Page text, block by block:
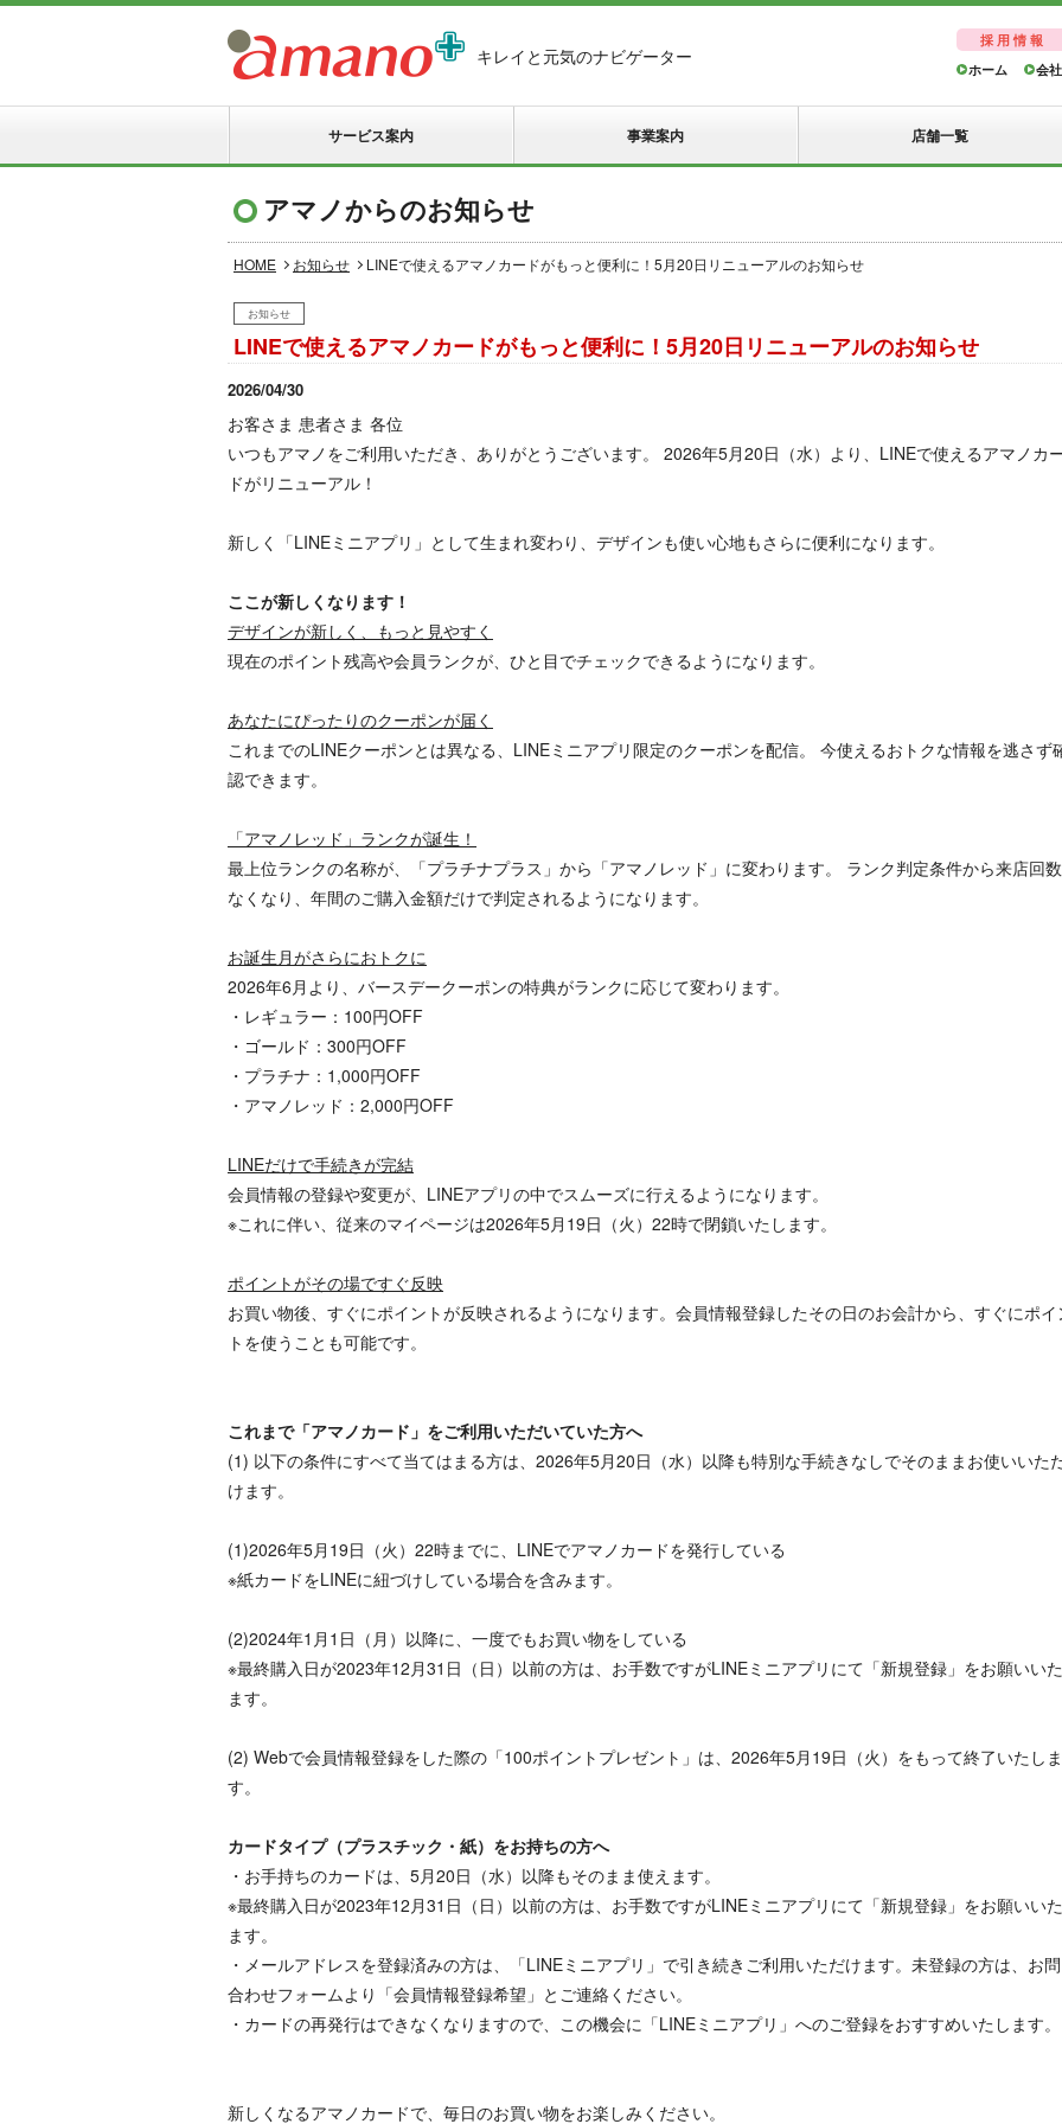
キレイと元気のナビゲーター
採用情報
ホーム
会
サービス案内 事業案内 店舗一覧
アマノからのお知らせ
HOME お知らせ LINEで使えるアマノカードがもっと便利に！5月20日リニューアルのお知らせ
お知らせ
LINEで使えるアマノカードがもっと便利に！5月20日リニューアルのお知らせ
2026/04/30
お客さま 患者さま 各位
いつもアマノをご利用いただき、ありがとうございます。 2026年5月20日（水）より、LINEで使えるアマノカ
ドがリニューアル！
新しく「LINEミニアプリ」として生まれ変わり、デザインも使い心地もさらに便利になります。
ここが新しくなります！
デザインが新しく、もっと見やすく
現在のポイント残高や会員ランクが、ひと目でチェックできるようになります。
あなたにぴったりのクーポンが届く
これまでのLINEクーポンとは異なる、LINEミニアプリ限定のクーポンを配信。 今使えるおトクな情報を逃さず
認できます。
「アマノレッド」ランクが誕生！
最上位ランクの名称が、「プラチナプラス」から「アマノレッド」に変わります。 ランク判定条件から来店回
なくなり、年間のご購入金額だけで判定されるようになります。
お誕生月がさらにおトクに
2026年6月より、バースデークーポンの特典がランクに応じて変わります。
・レギュラー：100円OFF
・ゴールド：300円OFF
・プラチナ：1,000円OFF
・アマノレッド：2,000円OFF
LINEだけで手続きが完結
会員情報の登録や変更が、LINEアプリの中でスムーズに行えるようになります。
※これに伴い、従来のマイページは2026年5月19日（火）22時で閉鎖いたします。
ポイントがその場ですぐ反映
お買い物後、すぐにポイントが反映されるようになります。会員情報登録したその日のお会計から、すぐにポイ
トを使うことも可能です。
これまで「アマノカード」をご利用いただいていた方へ
(1) 以下の条件にすべて当てはまる方は、2026年5月20日（水）以降も特別な手続きなしでそのままお使いいた
けます。
(1)2026年5月19日（火）22時までに、LINEでアマノカードを発行している
※紙カードをLINEに紐づけしている場合を含みます。
(2)2024年1月1日（月）以降に、一度でもお買い物をしている
※最終購入日が2023年12月31日（日）以前の方は、お手数ですがLINEミニアプリにて「新規登録」をお願いい
ます。
(2) Webで会員情報登録をした際の「100ポイントプレゼント」は、2026年5月19日（火）をもって終了いたしま
す。
カードタイプ（プラスチック・紙）をお持ちの方へ
・お手持ちのカードは、5月20日（水）以降もそのまま使えます。
※最終購入日が2023年12月31日（日）以前の方は、お手数ですがLINEミニアプリにて「新規登録」をお願いい
ます。
・メールアドレスを登録済みの方は、「LINEミニアプリ」で引き続きご利用いただけます。未登録の方は、お
合わせフォームより「会員情報登録希望」とご連絡ください。
・カードの再発行はできなくなりますので、この機会に「LINEミニアプリ」へのご登録をおすすめいたします。
新しくなるアマノカードで、毎日のお買い物をお楽しみください。